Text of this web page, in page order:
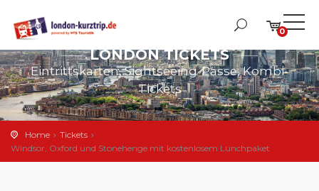
0
LONDON TICKETS
Eintrittskarten, Sightseeing-Pässe, Kombi-
Tickets
Home
Tickets
Windsor, Oxford und Stonehenge mit kostenlosem Lunchpaket